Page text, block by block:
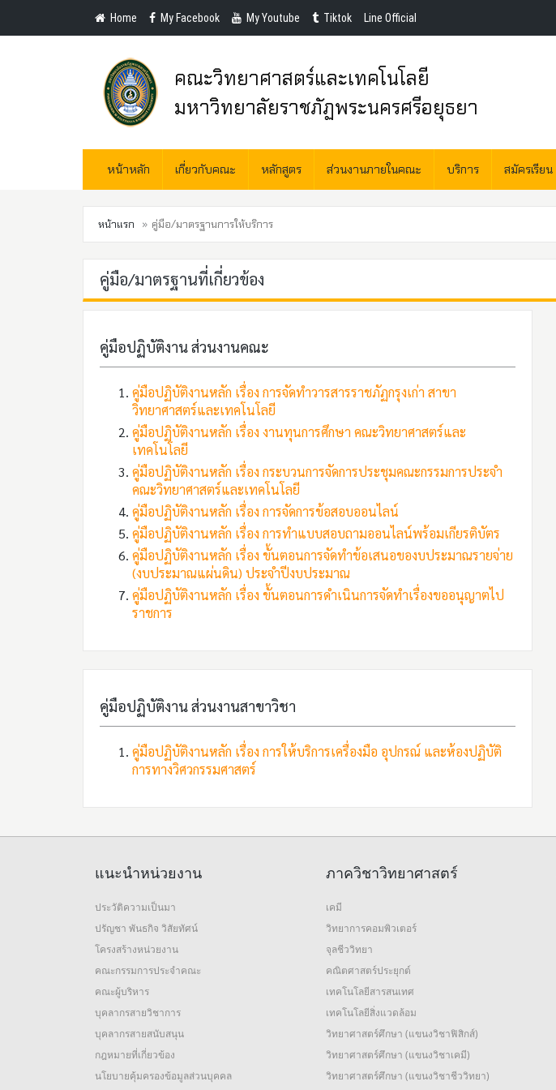
Home My Facebook My Youtube Tiktok Line Official
คณะวิทยาศาสตร์และเทคโนโลยี
มหาวิทยาลัยราชภัฏพระนครศรีอยุธยา
หน้าหลัก เกี่ยวกับคณะ หลักสูตร ส่วนงานภายในคณะ บริการ สมัครเรียน
หน้าแรก คู่มือ/มาตรฐานการให้บริการ
คู่มือ/มาตรฐานที่เกี่ยวข้อง
คู่มือปฏิบัติงาน ส่วนงานคณะ
คู่มือปฏิบัติงานหลัก เรื่อง การจัดทำวารสารราชภัฏกรุงเก่า สาขา
วิทยาศาสตร์และเทคโนโลยี
คู่มือปฏิบัติงานหลัก เรื่อง งานทุนการศึกษา คณะวิทยาศาสตร์และ
เทคโนโลยี
คู่มือปฏิบัติงานหลัก เรื่อง กระบวนการจัดการประชุมคณะกรรมการประจำ
คณะวิทยาศาสตร์และเทคโนโลยี
คู่มือปฏิบัติงานหลัก เรื่อง การจัดการข้อสอบออนไลน์
คู่มือปฏิบัติงานหลัก เรื่อง การทำแบบสอบถามออนไลน์พร้อมเกียรติบัตร
คู่มือปฏิบัติงานหลัก เรื่อง ขั้นตอนการจัดทำข้อเสนอของบประมาณรายจ่าย
(งบประมาณแผ่นดิน) ประจำปีงบประมาณ
คู่มือปฏิบัติงานหลัก เรื่อง ขั้นตอนการดำเนินการจัดทำเรื่องขออนุญาตไป
ราชการ
คู่มือปฏิบัติงาน ส่วนงานสาขาวิชา
คู่มือปฏิบัติงานหลัก เรื่อง การให้บริการเครื่องมือ อุปกรณ์ และห้องปฏิบัติ
การทางวิศวกรรมศาสตร์
แนะนำหน่วยงาน
ประวัติความเป็นมา
ปรัญชา พันธกิจ วิสัยทัศน์
โครงสร้างหน่วยงาน
คณะกรรมการประจำคณะ
คณะผู้บริหาร
บุคลากรสายวิชาการ
บุคลากรสายสนับสนุน
กฎหมายที่เกี่ยวข้อง
นโยบายคุ้มครองข้อมูลส่วนบุคคล
ภาควิชาวิทยาศาสตร์
เคมี
วิทยาการคอมพิวเตอร์
จุลชีววิทยา
คณิตศาสตร์ประยุกต์
เทคโนโลยีสารสนเทศ
เทคโนโลยีสิ่งแวดล้อม
วิทยาศาสตร์ศึกษา (แขนงวิชาฟิสิกส์)
วิทยาศาสตร์ศึกษา (แขนงวิชาเคมี)
วิทยาศาสตร์ศึกษา (แขนงวิชาชีววิทยา)